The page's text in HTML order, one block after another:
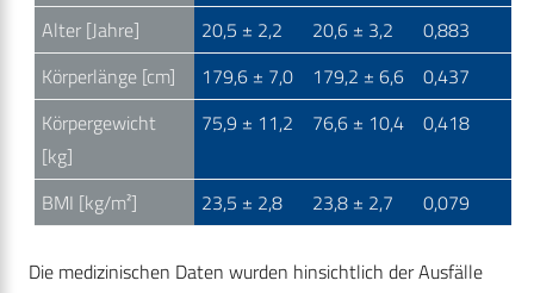
Alter [Jahre]
20,5 ± 2,2 20,6 ± 3,2
0,883
Körperlänge [cm]
179,6 ± 7,0 179,2 ± 6,6
0,437
Körpergewicht
[kg]
75,9 ± 11,2 76,6 ± 10,4 0,418
BMI [kg/m²] 23,5 ± 2,8 23,8 ± 2,7 0,079
Die medizinischen Daten wurden hinsichtlich der Ausfälle